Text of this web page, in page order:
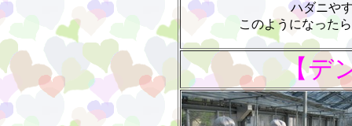
ハダニや
このようになった
【デ